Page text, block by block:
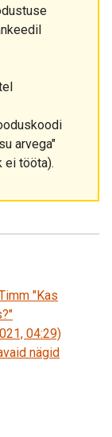
arvega"
ei tööta).
"Kas
04:29)
nägid